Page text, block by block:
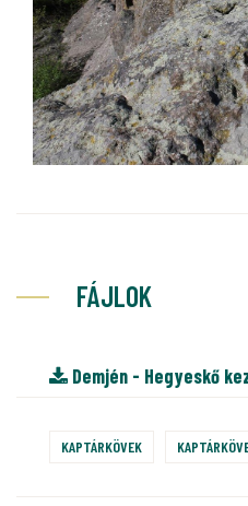
FÁJLOK
Demjén - Hegyeskő
KAPTÁRKÖVEK